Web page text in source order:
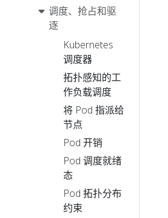
调度、抢占和驱
逐
Kubernetes
调度器
拓扑感知的工
作负载调度
将 Pod 指派给
节点
Pod 开销
Pod 调度就绪
态
Pod 拓扑分布
约束